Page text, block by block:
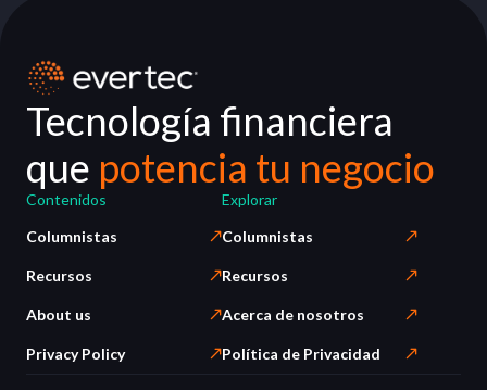
Tecnología financiera
que potencia tu negocio
Contenidos
Columnistas
Recursos
About us
Privacy Policy
Explorar
Columnistas
Recursos
Acerca de nosotros
Política de Privacidad